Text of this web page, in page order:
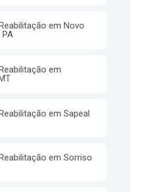
em Novo
em
em Sapeal
em Sorriso